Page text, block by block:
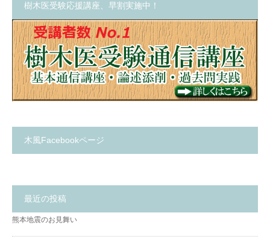
樹木医受験応援講座、早割実施中！
木風Facebookページ
最近の投稿
熊本地震のお見舞い